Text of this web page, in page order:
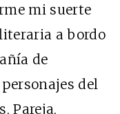
mi suerte
a bordo
de
del
Pareja,